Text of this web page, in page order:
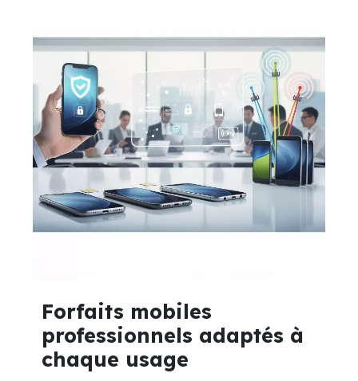
Forfaits mobiles
professionnels adaptés à
chaque usage